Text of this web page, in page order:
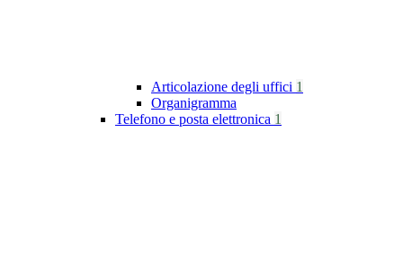
Articolazione degli uffici 1
Organigramma
Telefono e posta elettronica 1